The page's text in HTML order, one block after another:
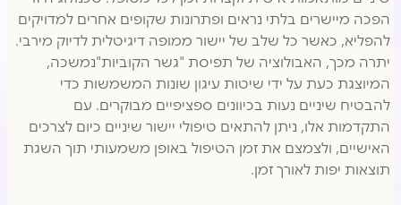
הפכה מיישרים בלתי נראים ופתרונות שקופים אחרים למדויקים
להפליא, כאשר כל שלב של יישור ממופה דיגיטלית לדיוק מירבי.
יתרה מכך, האבולוציה של תפיסת "גשר הקוביות"נמשכה,
המיוצגת כעת על ידי שיטות עיגון שונות המשמשות כדי
להבטיח שיניים נעות בכיוונים ספציפיים מבוקרים. עם
התקדמות אלו, ניתן להתאים טיפולי יישור שיניים כיום לצרכים
האישיים, ולצמצם את זמן הטיפול באופן משמעותי תוך השגת
תוצאות יפות לאורך זמן.